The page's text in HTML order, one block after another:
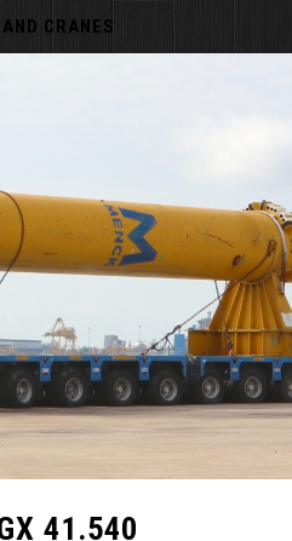
41.540
CRANES